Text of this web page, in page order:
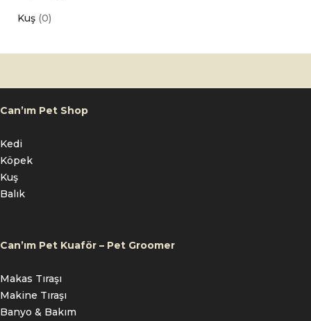
Kuş (0)
Can’ım Pet Shop
Kedi
Köpek
Kuş
Balık
Can’ım Pet Kuaför – Pet Groomer
Makas Tıraşı
Makine Tıraşı
Banyo & Bakım